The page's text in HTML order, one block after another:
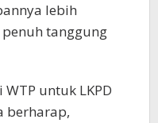
lebih
tanggung
untuk LKPD
berharap,